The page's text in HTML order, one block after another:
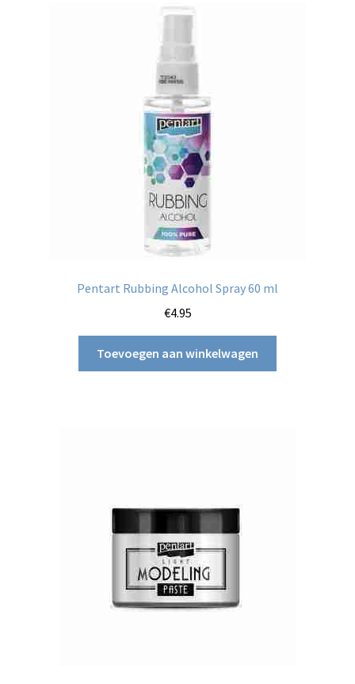
Pentart Rubbing Alcohol Spray 60 ml
€4.95
Toevoegen aan winkelwagen